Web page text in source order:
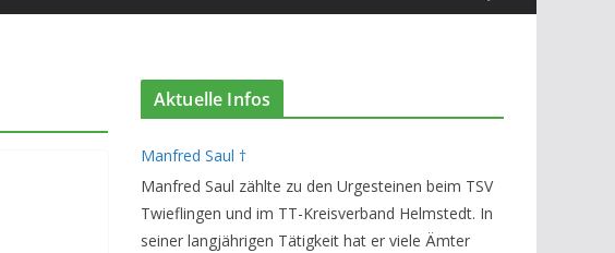
Aktuelle Infos
Manfred Saul †
Manfred Saul zählte zu den Urgesteinen beim TSV
Twieflingen und im TT-Kreisverband Helmstedt. In
seiner langjährigen Tätigkeit hat er viele Ämter